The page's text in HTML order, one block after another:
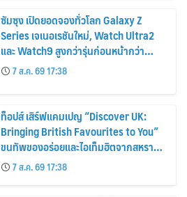
ซัมซุง เปิดยอดจองทั่วโลก Galaxy Z
Series เจเนอเรชันใหม่, Watch Ultra2
และ Watch9 สูงกว่ารุ่นก่อนหน้ากว่า
30%7 ส.ค. 69 17:38
ท็อปส์ เสิร์ฟแคมเปญ “Discover UK:
Bringing British Favourites to You”
ขนทัพของอร่อยและไอเท็มฮิตจากสหราช
อาณาจักร ส่งตรงถึงมือตั้งแต่วันนี้ – 18
สิงหาคมนี้
7 ส.ค. 69 17:38